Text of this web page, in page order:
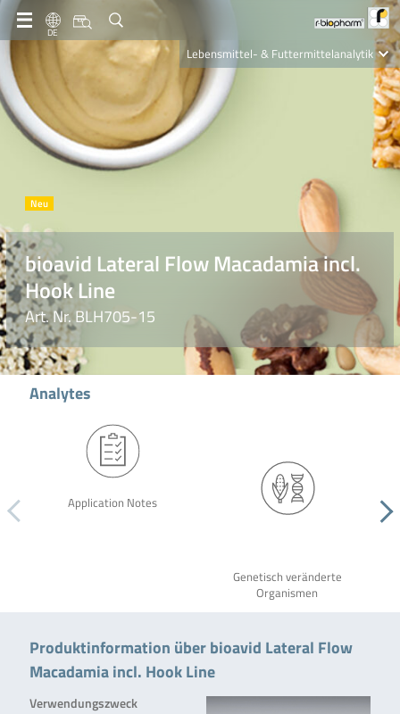
DE
Lebensmittel- & Futtermittelanalytik
Clinical Diagnostics
R-Biopharm AG
Nutrition Care
bioavid Lateral Flow Macadamia incl.
Hook Line
Art. Nr. BLH705-15
Analytes
Application Notes
Genetisch veränderte
Organismen
Produktinformation über bioavid Lateral Flow
Macadamia incl. Hook Line
Verwendungszweck